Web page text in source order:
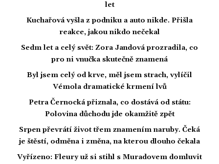
let
Kuchařová vyšla z podniku a auto nikde. Přišla
reakce, jakou nikdo nečekal
Sedm let a celý svět: Zora Jandová prozradila, co
pro ni vnučka skutečně znamená
Byl jsem celý od krve, měl jsem strach, vylíčil
Vémola dramatické krmení lvů
Petra Černocká přiznala, co dostává od státu:
Polovina důchodu jde okamžitě zpět
Srpen převrátí život třem znamením naruby. Čeká
je štěstí, odměna i změna, na kterou dlouho čekala
Vyřízeno: Fleury už si stihl s Muradovem domluvit